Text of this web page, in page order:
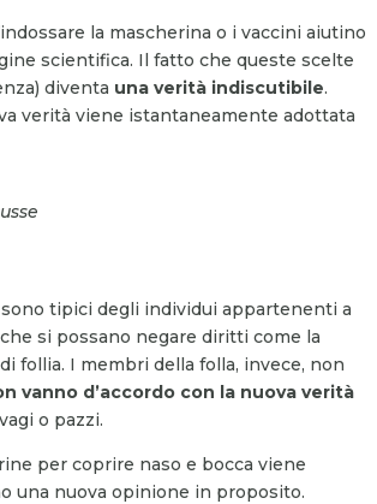
la mascherina o i vaccini aiutino
scientifica. Il fatto che queste scelte
diventa una verità indiscutibile.
verità viene istantaneamente adottata
sono tipici degli individui appartenenti a
si possano negare diritti come la
follia. I membri della folla, invece, non
vanno d’accordo con la nuova verità
o pazzi.
per coprire naso e bocca viene
una nuova opinione in proposito.